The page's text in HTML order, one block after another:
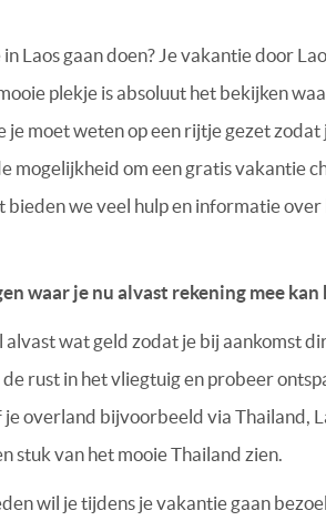
Laos gaan doen? Je vakantie door
plekje is absoluut het bekijken
je moet weten op een rijtje gezet
mogelijkheid om een gratis vakantie
bieden we veel hulp en informatie
waar je nu alvast rekening mee kan
alvast wat geld zodat je bij aankomst
rust in het vliegtuig en probeer
je overland bijvoorbeeld via Thailand,
stuk van het mooie Thailand zien.
wil je tijdens je vakantie gaan